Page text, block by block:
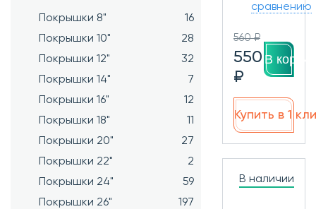
Покрышки 8"
16
Покрышки 10"
28
Покрышки 12"
32
Покрышки 14"
7
Покрышки 16"
12
Покрышки 18"
11
Покрышки 20"
27
Покрышки 22"
2
Покрышки 24"
59
Покрышки 26"
197
сравнению
560 ₽
550
₽
В
Купить в 1
В наличии